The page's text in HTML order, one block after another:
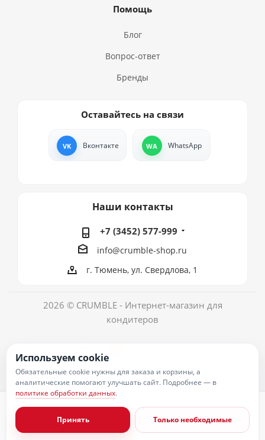
Помощь
Блог
Вопрос-ответ
Бренды
Оставайтесь на связи
Вконтакте WhatsApp
Наши контакты
+7 (3452) 577-999
info@crumble-shop.ru
г. Тюмень, ул. Свердлова, 1
2026 © CRUMBLE - Интернет-магазин для
кондитеров
Согласие на обработку персональных данных
Публичная оферта
Пользовательское соглашение
Используем cookie
Обязательные cookie нужны для заказа и корзины, а
аналитические помогают улучшать сайт. Подробнее — в
политике обработки данных.
Принять Только необходимые